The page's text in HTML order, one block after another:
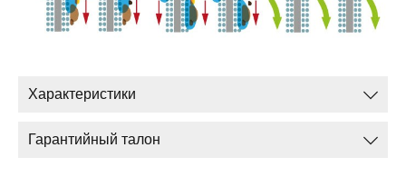
Характеристики
Гарантийный талон